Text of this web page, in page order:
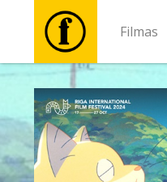
Filmas
Filmas
🎵